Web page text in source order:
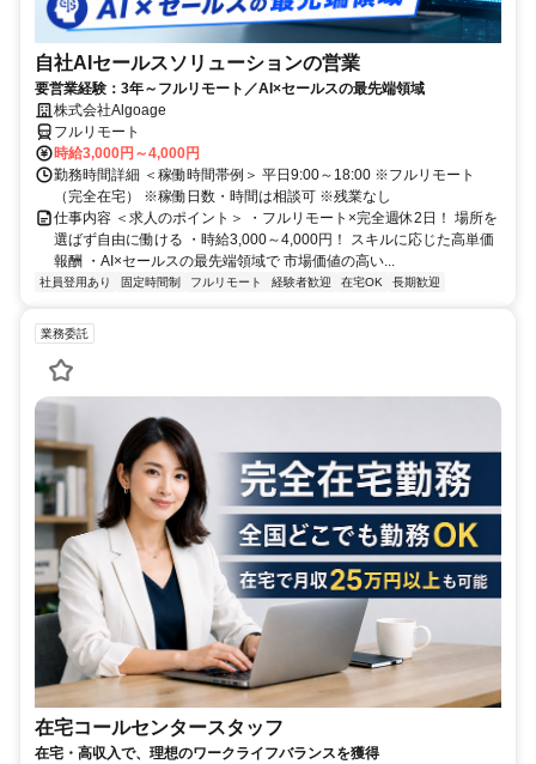
自社AIセールスソリューションの営業
要営業経験：3年～フルリモート／AI×セールスの最先端領域
株式会社Algoage
フルリモート
時給3,000円～4,000円
勤務時間詳細 ＜稼働時間帯例＞ 平日9:00～18:00 ※フルリモート
（完全在宅） ※稼働日数・時間は相談可 ※残業なし
仕事内容 ＜求人のポイント＞ ・フルリモート×完全週休2日！ 場所を
選ばず自由に働ける ・時給3,000～4,000円！ スキルに応じた高単価
報酬 ・AI×セールスの最先端領域で 市場価値の高い...
社員登用あり 固定時間制 フルリモート 経験者歓迎 在宅OK 長期歓迎
業務委託
在宅コールセンタースタッフ
在宅・高収入で、理想のワークライフバランスを獲得